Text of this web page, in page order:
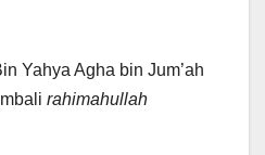
Yahya Agha bin Jum’ah
rahimahullah